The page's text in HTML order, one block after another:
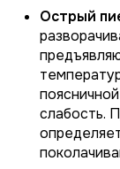
Острый
слабость.